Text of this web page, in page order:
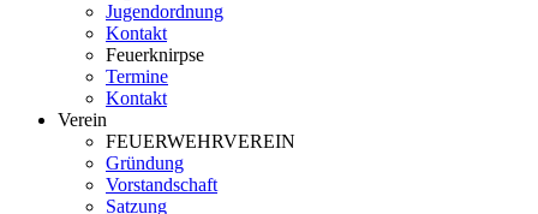
Jugendordnung
Kontakt
Feuerknirpse
Termine
Kontakt
Verein
FEUERWEHRVEREIN
Gründung
Vorstandschaft
Satzung